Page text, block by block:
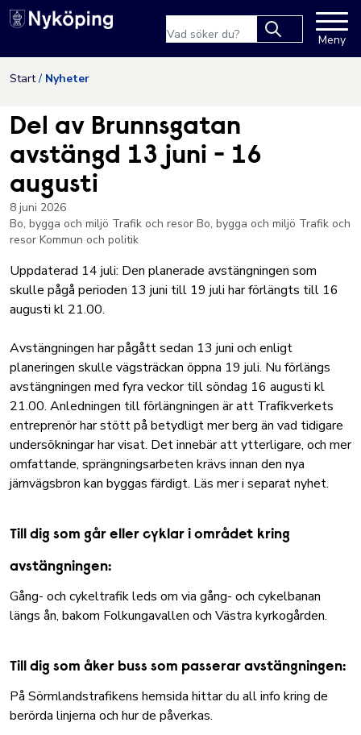
Nyköpings kommuns
Meny
Start Nyheter
Del av Brunnsgatan
avstängd 13 juni - 16
augusti
8 juni 2026
Bo, bygga och miljö Trafik och resor Bo, bygga och miljö Trafik och
resor Kommun och politik
Uppdaterad 14 juli: Den planerade avstängningen som
skulle pågå perioden 13 juni till 19 juli har förlängts till 16
augusti kl 21.00.
Avstängningen har pågått sedan 13 juni och enligt
planeringen skulle vägsträckan öppna 19 juli. Nu förlängs
avstängningen med fyra veckor till söndag 16 augusti kl
21.00. Anledningen till förlängningen är att Trafikverkets
entreprenör har stött på betydligt mer berg än vad tidigare
undersökningar har visat. Det innebär att ytterligare, och mer
omfattande, sprängningsarbeten krävs innan den nya
järnvägsbron kan byggas färdigt. Läs mer i separat nyhet.
Till dig som går eller cyklar i området kring
avstängningen:
Gång- och cykeltrafik leds om via gång- och cykelbanan
längs ån, bakom Folkungavallen och Västra kyrkogården.
Till dig som åker buss som passerar avstängningen:
På Sörmlandstrafikens hemsida hittar du all info kring de
berörda linjerna och hur de påverkas.